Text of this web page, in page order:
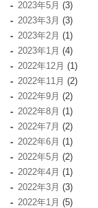
2023年5月 (3)
2023年3月 (3)
2023年2月 (1)
2023年1月 (4)
2022年12月 (1)
2022年11月 (2)
2022年9月 (2)
2022年8月 (1)
2022年7月 (2)
2022年6月 (1)
2022年5月 (2)
2022年4月 (1)
2022年3月 (3)
2022年1月 (5)